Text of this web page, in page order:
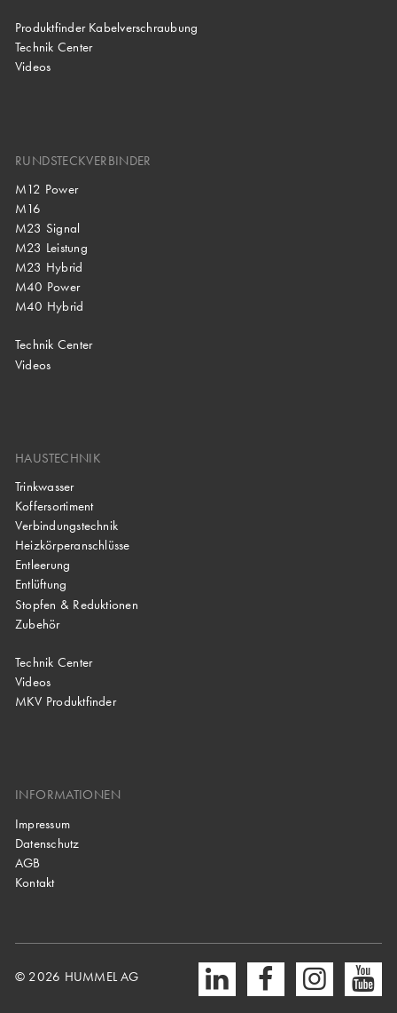
Produktfinder Kabelverschraubung
Technik Center
Videos
RUNDSTECKVERBINDER
M12 Power
M16
M23 Signal
M23 Leistung
M23 Hybrid
M40 Power
M40 Hybrid
Technik Center
Videos
HAUSTECHNIK
Trinkwasser
Koffersortiment
Verbindungstechnik
Heizkörperanschlüsse
Entleerung
Entlüftung
Stopfen & Reduktionen
Zubehör
Technik Center
Videos
MKV Produktfinder
INFORMATIONEN
Impressum
Datenschutz
AGB
Kontakt
© 2026 HUMMEL AG